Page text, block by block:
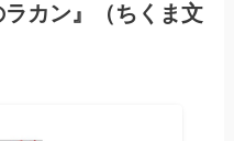
カン』（ちくま文